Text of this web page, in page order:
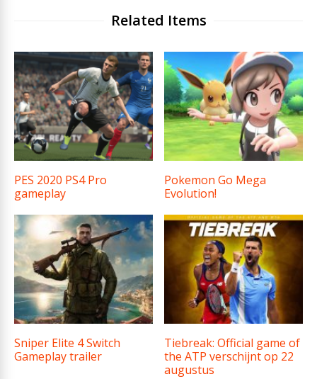
Related Items
PES 2020 PS4 Pro
gameplay
Pokemon Go Mega
Evolution!
Sniper Elite 4 Switch
Gameplay trailer
Tiebreak: Official game of
the ATP verschijnt op 22
augustus